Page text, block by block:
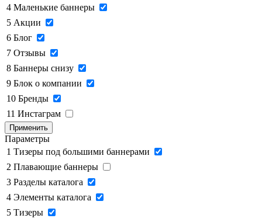
4 Маленькие баннеры
5 Акции
6 Блог
7 Отзывы
8 Баннеры снизу
9 Блок о компании
10 Бренды
11 Инстаграм
Применить
Параметры
1 Тизеры под большими баннерами
2 Плавающие баннеры
3 Разделы каталога
4 Элементы каталога
5 Тизеры